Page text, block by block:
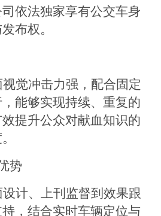
依法独家享有公交车身
布权。
觉冲击力强，配合固定
能够实现持续、重复的
提升公众对献血知识的
势
设计、上刊监督到效果跟
，结合实时车辆定位与